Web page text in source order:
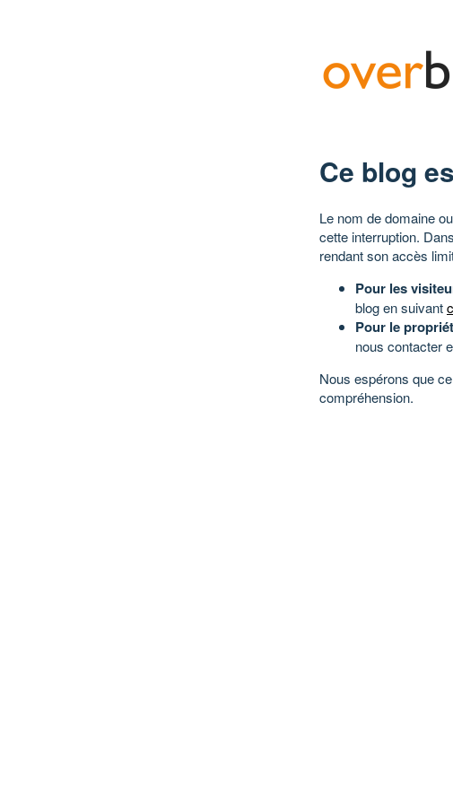
Ce blog
Le nom de domaine
cette interruption.
rendant son accès
Pour les
blog en suivant
Pour le
nous contacter
Nous espérons que
compréhension.